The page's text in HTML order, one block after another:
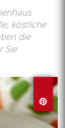
köstliche
die
Sie